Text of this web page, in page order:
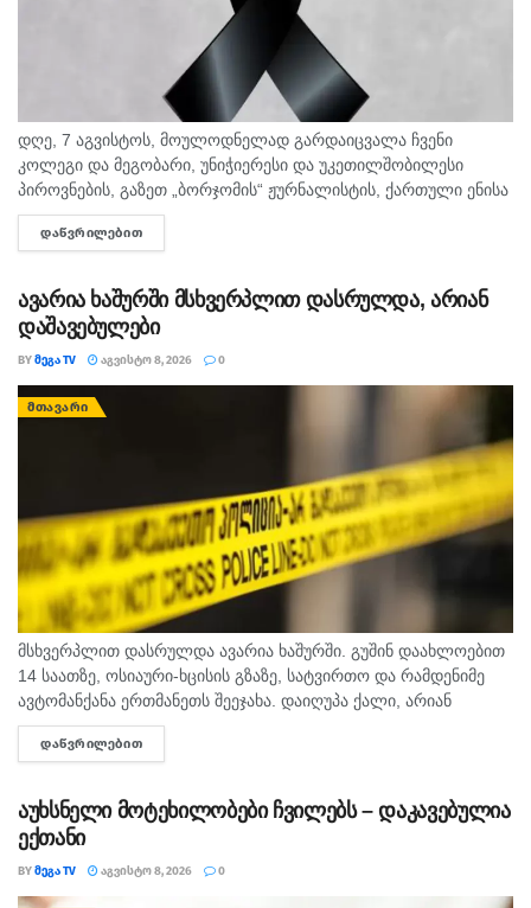
დღე, 7 აგვისტოს, მოულოდნელად გარდაიცვალა ჩვენი
კოლეგი და მეგობარი, უნიჭიერესი და უკეთილშობილესი
პიროვნების, გაზეთ „ბორჯომის“ ჟურნალისტის, ქართული ენისა
და ლიტერატურის პედაგოგი მონიკა ჭანტურია. "მეგა ტვ"
უდიდეს მწუხარებას გამოვხატავს მონიკა ჭანტურიას
ᲓᲐᲬᲕᲠᲘᲚᲔᲑᲘᲗ
ავარია ხაშურში მსხვერპლით დასრულდა, არიან
დაშავებულები
BYᲛᲔᲒᲐ TV ᲐᲒᲕᲘᲡᲢᲝ 8, 2026 0
ᲛᲗᲐᲕᲐᲠᲘ
მსხვერპლით დასრულდა ავარია ხაშურში. გუშინ დაახლოებით
14 საათზე, ოსიაური-ხცისის გზაზე, სატვირთო და რამდენიმე
ავტომანქანა ერთმანეთს შეეჯახა. დაიღუპა ქალი, არიან
დაშავებულებიც. შსს-ს ინფორმაციით, გამოძიება 276-ე მუხლის
მე-6 ნაწილით მიმდინარეობს.
ᲓᲐᲬᲕᲠᲘᲚᲔᲑᲘᲗ
აუხსნელი მოტეხილობები ჩვილებს – დაკავებულია
ექთანი
BYᲛᲔᲒᲐ TV ᲐᲒᲕᲘᲡᲢᲝ 8, 2026 0